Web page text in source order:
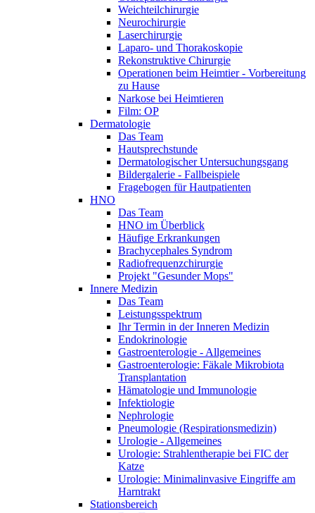
Weichteilchirurgie
Neurochirurgie
Laserchirurgie
Laparo- und Thorakoskopie
Rekonstruktive Chirurgie
Operationen beim Heimtier - Vorbereitung
zu Hause
Narkose bei Heimtieren
Film: OP
Dermatologie
Das Team
Hautsprechstunde
Dermatologischer Untersuchungsgang
Bildergalerie - Fallbeispiele
Fragebogen für Hautpatienten
HNO
Das Team
HNO im Überblick
Häufige Erkrankungen
Brachycephales Syndrom
Radiofrequenzchirurgie
Projekt "Gesunder Mops"
Innere Medizin
Das Team
Leistungsspektrum
Ihr Termin in der Inneren Medizin
Endokrinologie
Gastroenterologie - Allgemeines
Gastroenterologie: Fäkale Mikrobiota
Transplantation
Hämatologie und Immunologie
Infektiologie
Nephrologie
Pneumologie (Respirationsmedizin)
Urologie - Allgemeines
Urologie: Strahlentherapie bei FIC der
Katze
Urologie: Minimalinvasive Eingriffe am
Harntrakt
Stationsbereich